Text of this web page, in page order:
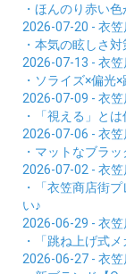
・ほんのり赤い
2026-07-20 - 衣笠
・本気の眩しさ
2026-07-13 - 衣笠
・ソライズ×偏光
2026-07-09 - 衣笠
・「視える」とは
2026-07-06 - 衣笠
・マットなブラ
2026-07-02 - 衣笠
・「衣笠商店街
い♪
2026-06-29 - 衣笠
・「跳ね上げ式
2026-06-27 - 衣笠